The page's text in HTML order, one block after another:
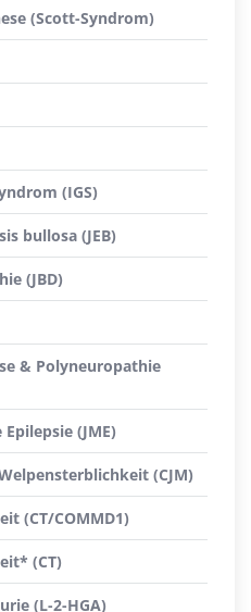
(Scott-Syndrom)
(IGS)
bullosa (JEB)
(JBD)
& Polyneuropathie
(JME)
(CJM)
(CT/COMMD1)
(CT)
(L-2-HGA)